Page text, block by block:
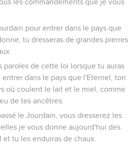
les commandements que je vous
pour entrer dans le pays que
tu dresseras de grandes pierres
paroles de cette loi lorsque tu auras
dans le pays que l'Eternel, ton
où coulent le lait et le miel, comme
de tes ancêtres.
le Jourdain, vous dresserez les
je vous donne aujourd'hui des
et tu les enduiras de chaux.